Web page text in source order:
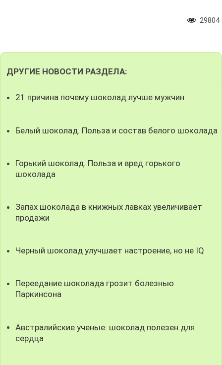
29804
ДРУГИЕ НОВОСТИ РАЗДЕЛА:
21 причина почему шоколад лучше мужчин
Белый шоколад. Польза и состав белого шоколада
Горький шоколад. Польза и вред горького
шоколада
Запах шоколада в книжных лавках увеличивает
продажи
Черный шоколад улучшает настроение, но не IQ
Переедание шоколада грозит болезнью
Паркинсона
Австралийские ученые: шоколад полезен для
сердца